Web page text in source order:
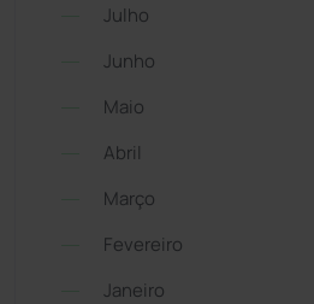
Julho
Junho
Maio
Abril
Março
Fevereiro
Janeiro